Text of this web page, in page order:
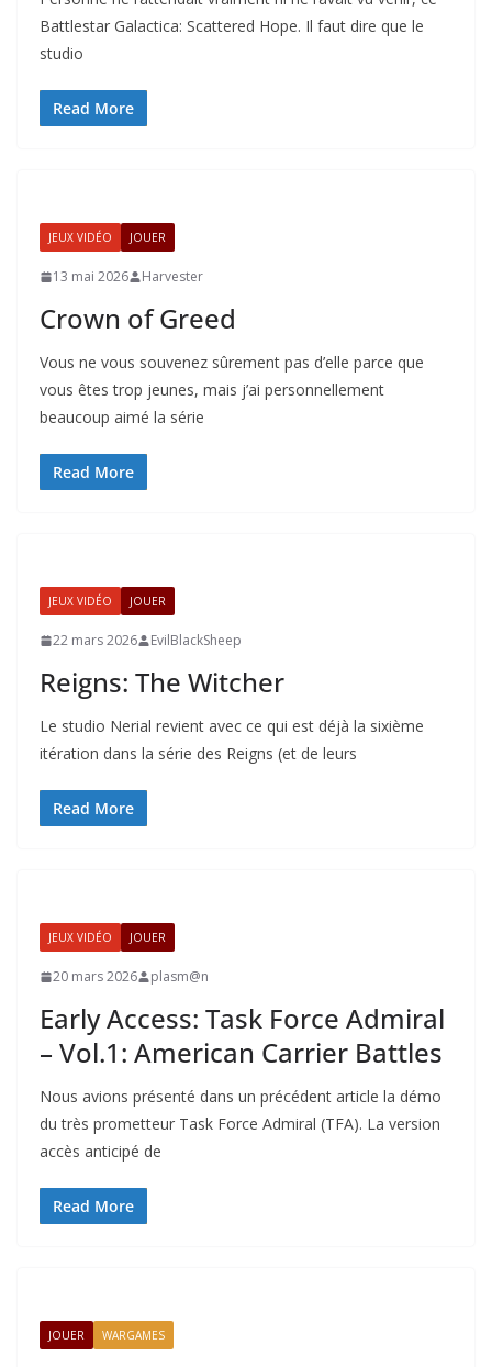
Battlestar Galactica: Scattered Hope. Il faut dire que le
studio
Read More
JEUX VIDÉO JOUER
13 mai 2026 Harvester
Crown of Greed
Vous ne vous souvenez sûrement pas d’elle parce que
vous êtes trop jeunes, mais j’ai personnellement
beaucoup aimé la série
Read More
JEUX VIDÉO JOUER
22 mars 2026 EvilBlackSheep
Reigns: The Witcher
Le studio Nerial revient avec ce qui est déjà la sixième
itération dans la série des Reigns (et de leurs
Read More
JEUX VIDÉO JOUER
20 mars 2026 plasm@n
Early Access: Task Force Admiral
– Vol.1: American Carrier Battles
Nous avions présenté dans un précédent article la démo
du très prometteur Task Force Admiral (TFA). La version
accès anticipé de
Read More
JOUER WARGAMES